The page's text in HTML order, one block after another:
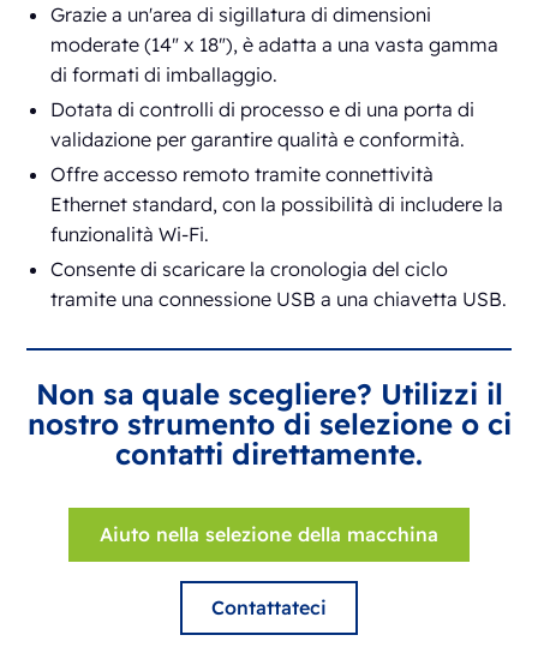
Grazie a un'area di sigillatura di dimensioni
moderate (14" x 18"), è adatta a una vasta gamma
di formati di imballaggio.
Dotata di controlli di processo e di una porta di
validazione per garantire qualità e conformità.
Offre accesso remoto tramite connettività
Ethernet standard, con la possibilità di includere la
funzionalità Wi-Fi.
Consente di scaricare la cronologia del ciclo
tramite una connessione USB a una chiavetta USB.
Non sa quale scegliere? Utilizzi il
nostro strumento di selezione o ci
contatti direttamente.
Aiuto nella selezione della macchina
Contattateci